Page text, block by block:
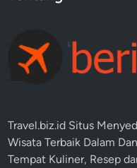
Travel.biz.id Situs
Wisata Terbaik Dalam
Tempat Kuliner, Resep